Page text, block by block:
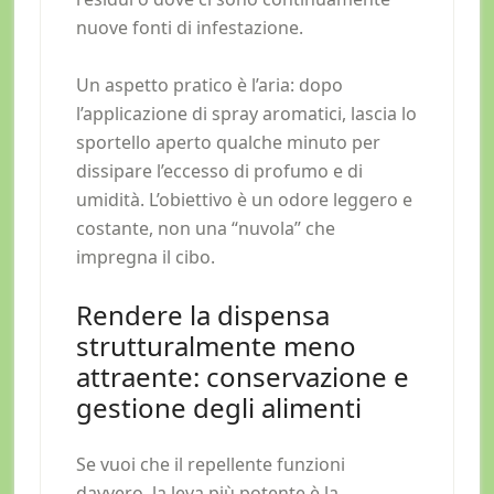
nuove fonti di infestazione.
Un aspetto pratico è l’aria: dopo
l’applicazione di spray aromatici, lascia lo
sportello aperto qualche minuto per
dissipare l’eccesso di profumo e di
umidità. L’obiettivo è un odore leggero e
costante, non una “nuvola” che
impregna il cibo.
Rendere la dispensa
strutturalmente meno
attraente: conservazione e
gestione degli alimenti
Se vuoi che il repellente funzioni